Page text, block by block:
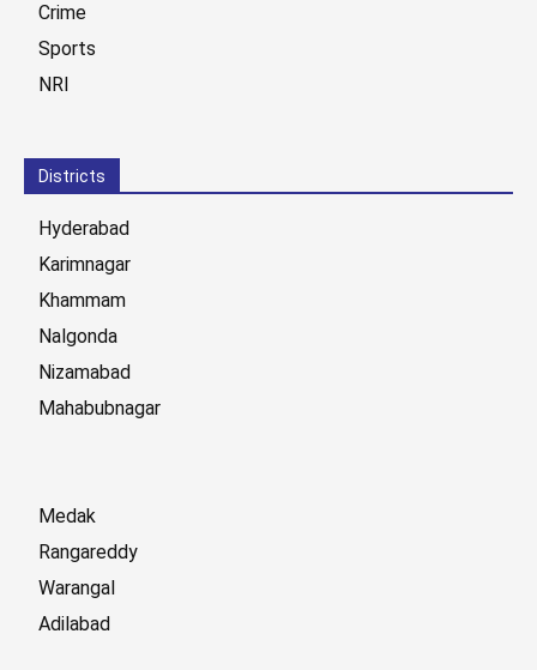
Crime
Sports
NRI
Districts
Hyderabad
Karimnagar
Khammam
Nalgonda
Nizamabad
Mahabubnagar
Medak
Rangareddy
Warangal
Adilabad